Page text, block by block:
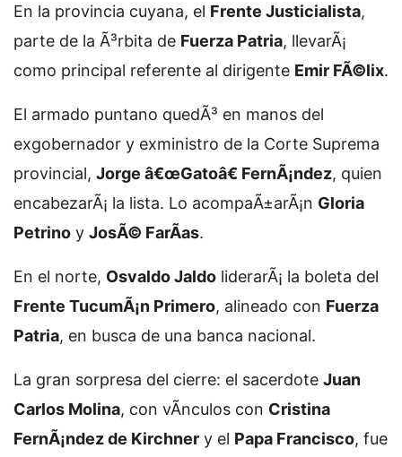
En la provincia cuyana, el Frente Justicialista,
parte de la Ã³rbita de Fuerza Patria, llevarÃ¡
como principal referente al dirigente Emir FÃ©lix.
El armado puntano quedÃ³ en manos del
exgobernador y exministro de la Corte Suprema
provincial, Jorge â€œGatoâ€ FernÃ¡ndez, quien
encabezarÃ¡ la lista. Lo acompaÃ±arÃ¡n Gloria
Petrino y JosÃ© FarÃ­as.
En el norte, Osvaldo Jaldo liderarÃ¡ la boleta del
Frente TucumÃ¡n Primero, alineado con Fuerza
Patria, en busca de una banca nacional.
La gran sorpresa del cierre: el sacerdote Juan
Carlos Molina, con vÃ­nculos con Cristina
FernÃ¡ndez de Kirchner y el Papa Francisco, fue